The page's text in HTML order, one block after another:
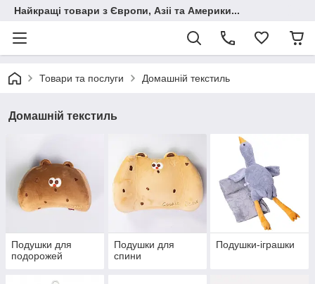
Найкращі товари з Європи, Азіі та Америки...
Товари та послуги Домашній текстиль
Домашній текстиль
Подушки для
подорожей
Подушки для
спини
Подушки-іграшки